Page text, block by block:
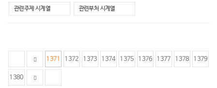
가
기
관련주제 시계열 관련부처 시계열
1371 1372 1373 1374 1375 1376 1377 1378 1379
1380